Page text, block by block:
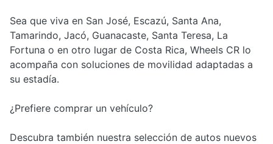
Sea que viva en San José, Escazú, Santa Ana,
Tamarindo, Jacó, Guanacaste, Santa Teresa, La
Fortuna o en otro lugar de Costa Rica, Wheels CR lo
acompaña con soluciones de movilidad adaptadas a
su estadía.
¿Prefiere comprar un vehículo?
Descubra también nuestra selección de autos nuevos